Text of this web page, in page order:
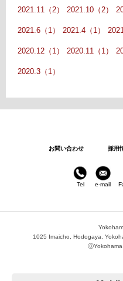
2021.11（2） 2021.10（2）
2021.6（1） 2021.4（1）
2020.12（1） 2020.11（1）
2020.3（1）
お問い合わせ 採用
Tel e-mail
1025 Imaicho, Hodogaya,
ⓒYokohama